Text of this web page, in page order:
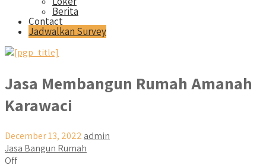
Berita
Contact
Jadwalkan Survey
Jasa Membangun Rumah Amanah
Karawaci
December 13, 2022 admin
Jasa Bangun Rumah
Off